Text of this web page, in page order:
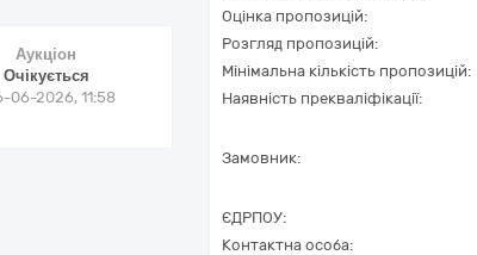
Аукціон
Очікується
06-2026, 11:58
Оцінка пропозицій:
Розгляд пропозицій:
Мінімальна кількість пропозицій:
Наявність прекваліфікації:
Замовник:
ЄДРПОУ:
Контактна особа: